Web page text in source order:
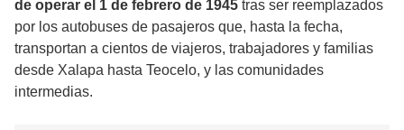
de operar el 1 de febrero de 1945 tras ser reemplazados
por los autobuses de pasajeros que, hasta la fecha,
transportan a cientos de viajeros, trabajadores y familias
desde Xalapa hasta Teocelo, y las comunidades
intermedias.